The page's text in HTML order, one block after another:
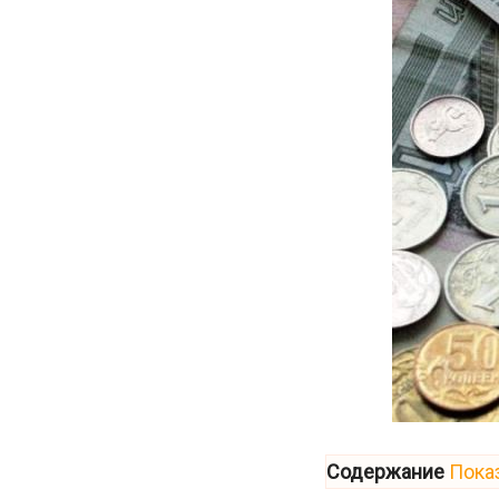
Содержание